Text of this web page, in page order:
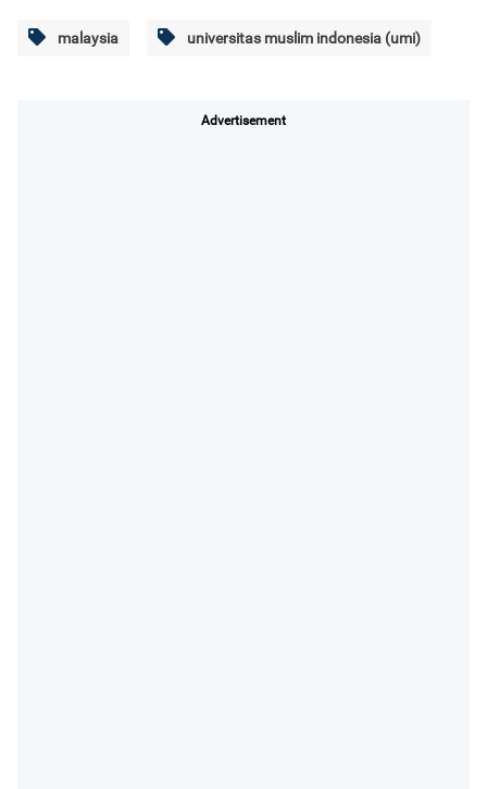
malaysia universitas muslim indonesia (umi)
Advertisement